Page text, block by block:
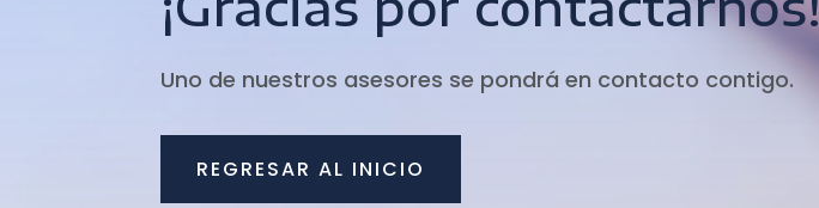
Uno de nuestros asesores se pondrá en contacto contigo.
REGRESAR AL INICIO